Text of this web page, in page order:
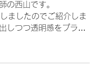
の西山です。
ましたのでご紹介しま
しつつ透明感をプラス